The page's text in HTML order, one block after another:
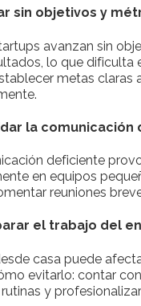
sin objetivos y
avanzan sin
lo que dificulta
metas claras
la comunicación
deficiente
en equipos
reuniones
el trabajo del
casa puede
evitarlo: contar
y